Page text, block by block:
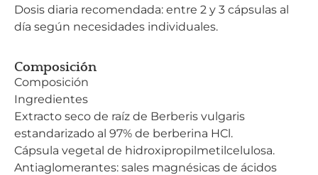
Dosis diaria recomendada: entre 2 y 3 cápsulas al
día según necesidades individuales.
Composición
Composición
Ingredientes
Extracto seco de raíz de Berberis vulgaris
estandarizado al 97% de berberina HCl.
Cápsula vegetal de hidroxipropilmetilcelulosa.
Antiaglomerantes: sales magnésicas de ácidos